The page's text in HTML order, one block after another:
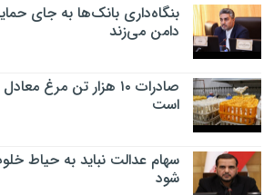
بنگاه‌داری بانک‌ها به جای
دامن می‌زند
است
سهام عدالت نباید به حیاط
شود